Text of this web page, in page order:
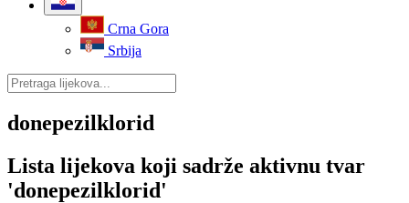
Crna Gora
Srbija
donepezilklorid
Lista lijekova koji sadrže aktivnu tvar
'donepezilklorid'